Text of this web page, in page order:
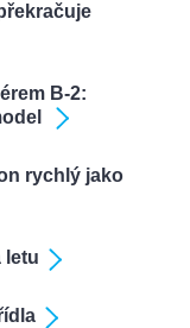
B-2:
rychlý jako
letu